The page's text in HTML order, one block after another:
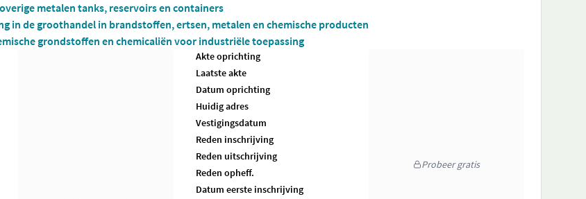
metalen tanks, reservoirs en containers
in de groothandel in brandstoffen, ertsen, metalen en chemische producten
grondstoffen en chemicaliën voor industriële toepassing
Akte oprichting
Laatste akte
Datum oprichting
Huidig adres
Vestigingsdatum
Reden inschrijving
Reden uitschrijving
Reden opheff.
Datum eerste inschrijving
Probeer gratis